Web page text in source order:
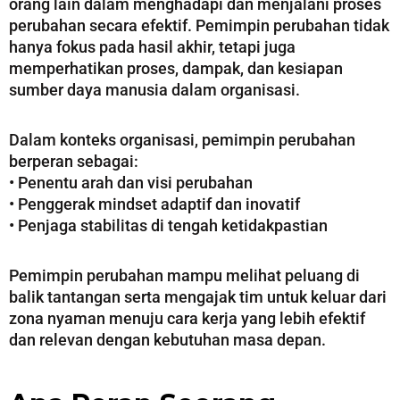
orang lain dalam menghadapi dan menjalani proses
perubahan secara efektif. Pemimpin perubahan tidak
hanya fokus pada hasil akhir, tetapi juga
memperhatikan proses, dampak, dan kesiapan
sumber daya manusia dalam organisasi.
Dalam konteks organisasi, pemimpin perubahan
berperan sebagai:
• Penentu arah dan visi perubahan
• Penggerak mindset adaptif dan inovatif
• Penjaga stabilitas di tengah ketidakpastian
Pemimpin perubahan mampu melihat peluang di
balik tantangan serta mengajak tim untuk keluar dari
zona nyaman menuju cara kerja yang lebih efektif
dan relevan dengan kebutuhan masa depan.